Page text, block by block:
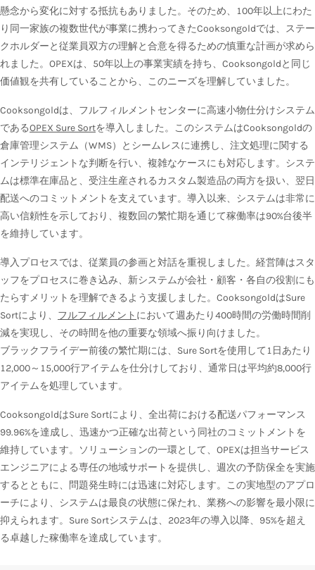
懸念から変化に対する抵抗もありました。そのため、100年以上にわた
り同一家族の複数世代が事業に携わってきたCooksongoldでは、ステー
クホルダーと従業員双方の理解と合意を得るための慎重な計画が求めら
れました。OPEXは、50年以上の事業実績を持ち、Cooksongoldと同じ
価値観を共有していることから、このニーズを理解していました。
Cooksongoldは、フルフィルメントセンターに高速小物仕分けシステム
であるOPEX Sure Sortを導入しました。このシステムはCooksongoldの
倉庫管理システム（WMS）とシームレスに連携し、注文処理に関する
インテリジェントな判断を行い、複雑なケースにも対応します。システ
ムは標準在庫品と、受注生産されるカスタム製造品の両方を扱い、翌日
配送へのコミットメントを支えています。導入以来、システムは非常に
高い信頼性を示しており、複数回の繁忙期を通じて稼働率は90%台後半
を維持しています。
導入プロセスでは、従業員の参画と対話を重視しました。経営陣はスタ
ッフをプロセスに巻き込み、新システムが会社・顧客・各自の役割にも
たらすメリットを理解できるよう支援しました。CooksongoldはSure
Sortにより、 フルフィルメント において週あたり400時間の労働時間削
減を実現し、その時間を他の重要な領域へ振り向けました。
ブラックフライデー前後の繁忙期には、Sure Sortを使用して1日あたり
12,000～15,000行アイテムを仕分けしており、通常日は平均約8,000行
アイテムを処理しています。
CooksongoldはSure Sortにより、全出荷における配送パフォーマンス
99.96%を達成し、迅速かつ正確な出荷という同社のコミットメントを
維持しています。ソリューションの一環として、OPEXは担当サービス
エンジニアによる専任の地域サポートを提供し、週次の予防保全を実施
するとともに、問題発生時には迅速に対応します。この実地型のアプロ
ーチにより、システムは最良の状態に保たれ、業務への影響を最小限に
抑えられます。Sure Sortシステムは、2023年の導入以降、95%を超え
る卓越した稼働率を達成しています。